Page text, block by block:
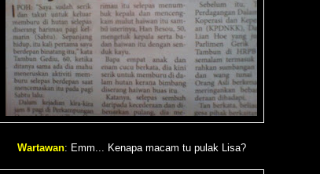
Wartawan: Emm... Kenapa macam tu pulak Lisa?